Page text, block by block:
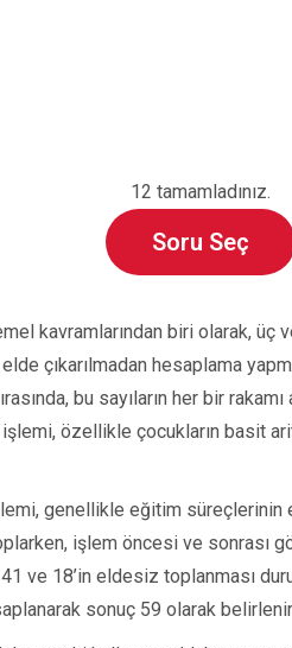
12 tamamladınız.
Soru Seç
kavramlarından biri olarak, üç
çıkarılmadan hesaplama
bu sayıların her bir
özellikle çocukların basit
genellikle eğitim süreçlerinin
işlem öncesi ve sonrası
ve 18’in eldesiz toplanması
sonuç 59 olarak